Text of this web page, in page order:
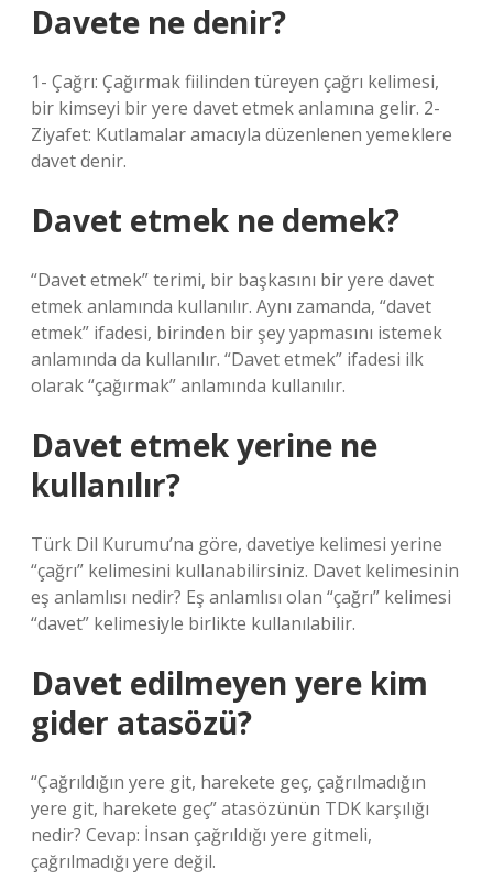
Davete ne denir?
1- Çağrı: Çağırmak fiilinden türeyen çağrı kelimesi,
bir kimseyi bir yere davet etmek anlamına gelir. 2-
Ziyafet: Kutlamalar amacıyla düzenlenen yemeklere
davet denir.
Davet etmek ne demek?
“Davet etmek” terimi, bir başkasını bir yere davet
etmek anlamında kullanılır. Aynı zamanda, “davet
etmek” ifadesi, birinden bir şey yapmasını istemek
anlamında da kullanılır. “Davet etmek” ifadesi ilk
olarak “çağırmak” anlamında kullanılır.
Davet etmek yerine ne
kullanılır?
Türk Dil Kurumu’na göre, davetiye kelimesi yerine
“çağrı” kelimesini kullanabilirsiniz. Davet kelimesinin
eş anlamlısı nedir? Eş anlamlısı olan “çağrı” kelimesi
“davet” kelimesiyle birlikte kullanılabilir.
Davet edilmeyen yere kim
gider atasözü?
“Çağrıldığın yere git, harekete geç, çağrılmadığın
yere git, harekete geç” atasözünün TDK karşılığı
nedir? Cevap: İnsan çağrıldığı yere gitmeli,
çağrılmadığı yere değil.